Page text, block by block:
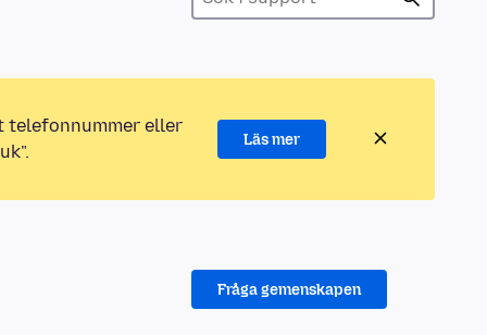
telefonnummer eller
Läs mer
Fråga gemenskapen